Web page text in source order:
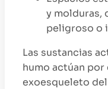
y molduras,
peligroso o
Las sustancias
humo actúan
exoesqueleto